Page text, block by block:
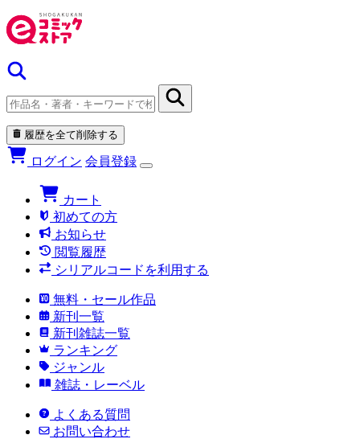
履歴を全て削除する
ログイン 会員登録
カート
初めての方
お知らせ
閲覧履歴
シリアルコードを利用する
無料・セール作品
新刊一覧
新刊雑誌一覧
ランキング
ジャンル
雑誌・レーベル
よくある質問
お問い合わせ